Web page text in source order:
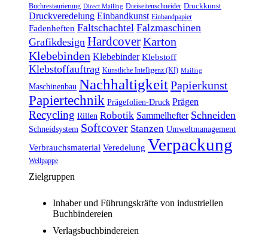
Buchrestaurierung Direct Mailing Dreiseitenschneider Druckkunst
Druckveredelung Einbandkunst Einbandpapier
Fadenheften Faltschachtel Falzmaschinen
Grafikdesign HardcoverKarton
Klebebinden Klebebinder Klebstoff
Klebstoffauftrag Künstliche Intelligenz (KI) Mailing
Maschinenbau NachhaltigkeitPapierkunst
Papiertechnik Prägefolien-Druck Prägen
Recycling Rillen Robotik Sammelhefter Schneiden
Schneidsystem Softcover Stanzen Umweltmanagement
Verbrauchsmaterial Veredelung Verpackung
Wellpappe
Zielgruppen
Inhaber und Führungskräfte von industriellen
Buchbindereien
Verlagsbuchbindereien